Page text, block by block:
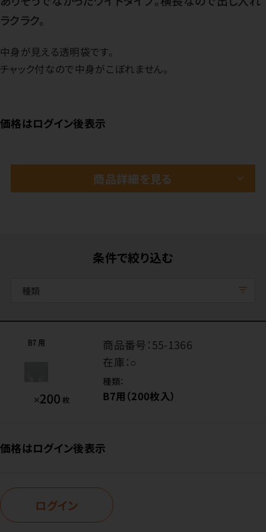
ラクラク。
中身が見える透明袋です。
チャック付なので中身がこぼれません。
価格はログイン後表示
商品詳細を見る
条件で絞り込む
種類
商品番号：55-1366
在庫：○
種類：
B7用（200枚入）
価格はログイン後表示
ログイン